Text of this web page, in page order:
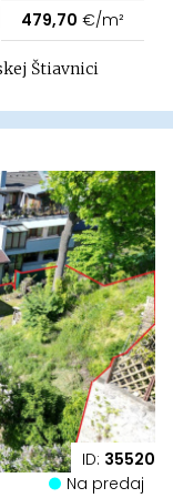
479,70 €/m²
Štiavnici
ID: 35520
Na predaj